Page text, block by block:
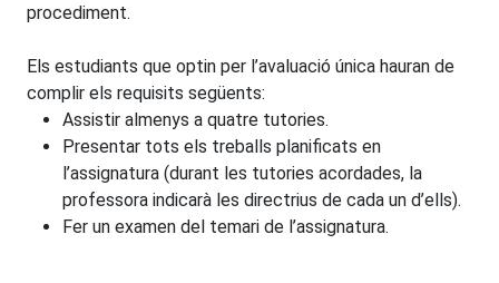
procediment.
Els estudiants que optin per l’avaluació única hauran de
complir els requisits següents:
Assistir almenys a quatre tutories.
Presentar tots els treballs planificats en
l’assignatura (durant les tutories acordades, la
professora indicarà les directrius de cada un d’ells).
Fer un examen del temari de l’assignatura.